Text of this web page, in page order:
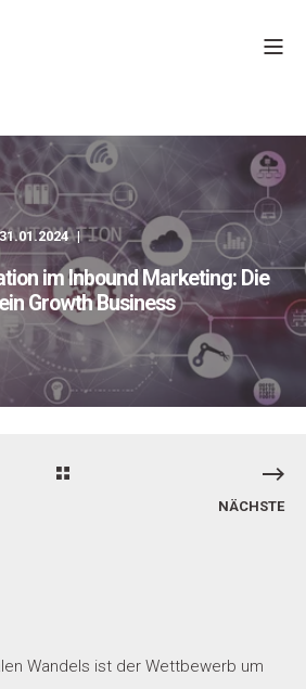
31.01.2024
im Inbound Marketing: Die
Growth Business
NÄCHSTE
Wandels ist der Wettbewerb um